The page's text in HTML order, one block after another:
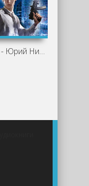
2039 - Юрий Никитин